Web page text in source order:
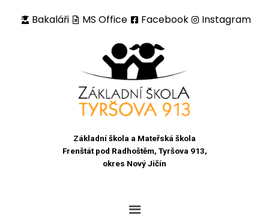
Bakaláři MS Office Facebook Instagram
Základní škola a Mateřská škola
Frenštát pod Radhoštěm, Tyršova 913,
okres Nový Jičín